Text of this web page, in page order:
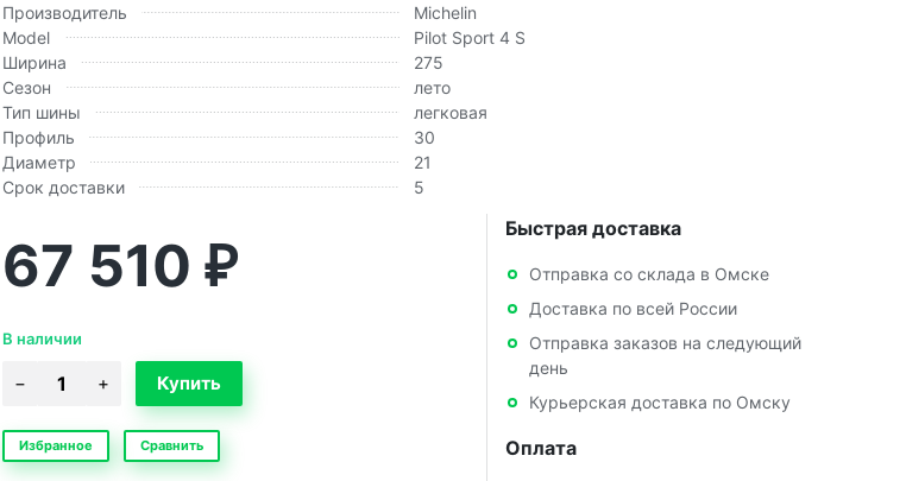
Производитель
Michelin
Model
Pilot Sport 4 S
Ширина
275
Сезон
лето
Тип шины
легковая
Профиль
30
Диаметр
21
Срок доставки
5
67 510 ₽
В наличии
Избранное Сравнить
Быстрая доставка
Отправка со склада в Омске
Доставка по всей России
Отправка заказов на следующий
день
Курьерская доставка по Омску
Оплата